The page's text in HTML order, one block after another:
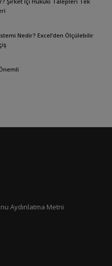
Nedir? Excel’den Ölçülebilir
Aydınlatma Metni